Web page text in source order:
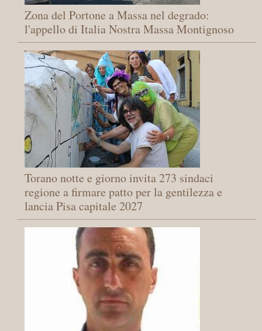
Zona del Portone a Massa nel degrado:
l'appello di Italia Nostra Massa Montignoso
Torano notte e giorno invita 273 sindaci
regione a firmare patto per la gentilezza e
lancia Pisa capitale 2027